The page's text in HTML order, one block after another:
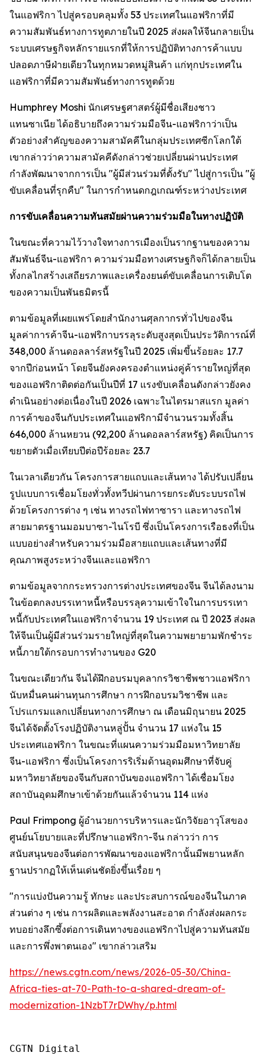
ในแอฟริกา ไปสู่ครอบคลุมทั้ง 53 ประเทศในแอฟริกาที่มี
ความสัมพันธ์ทางการทูตภายในปี 2025 ส่งผลให้จีนกลายเป็น
ระบบเศรษฐกิจหลักรายแรกที่ให้การปฏิบัติทางการค้าแบบ
ปลอดภาษีฝ่ายเดียวในทุกหมวดหมู่สินค้า แก่ทุกประเทศใน
แอฟริกาที่มีความสัมพันธ์ทางการทูตด้วย
Humphrey Moshi นักเศรษฐศาสตร์ผู้มีชื่อเสียงชาว
แทนซาเนีย ได้อธิบายถึงความร่วมมือจีน-แอฟริกาว่าเป็น
ตัวอย่างสำคัญของความสามัคคีในกลุ่มประเทศซีกโลกใต้
เขากล่าวว่าความสามัคคีดังกล่าวช่วยเปลี่ยนผ่านประเทศ
กำลังพัฒนาจากการเป็น "ผู้มีส่วนร่วมที่ตั้งรับ" ไปสู่การเป็น "ผู้
ขับเคลื่อนที่รุกคืบ" ในการกำหนดกฎเกณฑ์ระหว่างประเทศ
การขับเคลื่อนความทันสมัยผ่านความร่วมมือในทางปฏิบัติ
ในขณะที่ความไว้วางใจทางการเมืองเป็นรากฐานของความ
สัมพันธ์จีน-แอฟริกา ความร่วมมือทางเศรษฐกิจก็ได้กลายเป็น
ทั้งกลไกสร้างเสถียรภาพและเครื่องยนต์ขับเคลื่อนการเติบโต
ของความเป็นพันธมิตรนี้
ตามข้อมูลที่เผยแพร่โดยสำนักงานศุลกากรทั่วไปของจีน
มูลค่าการค้าจีน-แอฟริกาบรรลุระดับสูงสุดเป็นประวัติการณ์ที่
348,000 ล้านดอลลาร์สหรัฐในปี 2025 เพิ่มขึ้นร้อยละ 17.7
จากปีก่อนหน้า โดยจีนยังคงครองตำแหน่งคู่ค้ารายใหญ่ที่สุด
ของแอฟริกาติดต่อกันเป็นปีที่ 17 แรงขับเคลื่อนดังกล่าวยังคง
ดำเนินอย่างต่อเนื่องในปี 2026 เฉพาะในไตรมาสแรก มูลค่า
การค้าของจีนกับประเทศในแอฟริกามีจำนวนรวมทั้งสิ้น
646,000 ล้านหยวน (92,200 ล้านดอลลาร์สหรัฐ) คิดเป็นการ
ขยายตัวเมื่อเทียบปีต่อปีร้อยละ 23.7
ในเวลาเดียวกัน โครงการสายแถบและเส้นทาง ได้ปรับเปลี่ยน
รูปแบบการเชื่อมโยงทั่วทั้งทวีปผ่านการยกระดับระบบรถไฟ
ด้วยโครงการต่าง ๆ เช่น ทางรถไฟทาซารา และทางรถไฟ
สายมาตรฐานมอมบาซา-ไนโรบี ซึ่งเป็นโครงการเรือธงที่เป็น
แบบอย่างสำหรับความร่วมมือสายแถบและเส้นทางที่มี
คุณภาพสูงระหว่างจีนและแอฟริกา
ตามข้อมูลจากกระทรวงการต่างประเทศของจีน จีนได้ลงนาม
ในข้อตกลงบรรเทาหนี้หรือบรรลุความเข้าใจในการบรรเทา
หนี้กับประเทศในแอฟริกาจำนวน 19 ประเทศ ณ ปี 2023 ส่งผล
ให้จีนเป็นผู้มีส่วนร่วมรายใหญ่ที่สุดในความพยายามพักชำระ
หนี้ภายใต้กรอบการทำงานของ G20
ในขณะเดียวกัน จีนได้ฝึกอบรมบุคลากรวิชาชีพชาวแอฟริกา
นับหมื่นคนผ่านทุนการศึกษา การฝึกอบรมวิชาชีพ และ
โปรแกรมแลกเปลี่ยนทางการศึกษา ณ เดือนมิถุนายน 2025
จีนได้จัดตั้งโรงปฏิบัติงานหลู่ปั้น จำนวน 17 แห่งใน 15
ประเทศแอฟริกา ในขณะที่แผนความร่วมมือมหาวิทยาลัย
จีน-แอฟริกา ซึ่งเป็นโครงการริเริ่มด้านอุดมศึกษาที่จับคู่
มหาวิทยาลัยของจีนกับสถาบันของแอฟริกา ได้เชื่อมโยง
สถาบันอุดมศึกษาเข้าด้วยกันแล้วจำนวน 114 แห่ง
Paul Frimpong ผู้อำนวยการบริหารและนักวิจัยอาวุโสของ
ศูนย์นโยบายและที่ปรึกษาแอฟริกา-จีน กล่าวว่า การ
สนับสนุนของจีนต่อการพัฒนาของแอฟริกานั้นมีพยานหลัก
ฐานปรากฏให้เห็นเด่นชัดยิ่งขึ้นเรื่อย ๆ
"การแบ่งปันความรู้ ทักษะ และประสบการณ์ของจีนในภาค
ส่วนต่าง ๆ เช่น การผลิตและพลังงานสะอาด กำลังส่งผลกระ
ทบอย่างลึกซึ้งต่อการเดินทางของแอฟริกาไปสู่ความทันสมัย
และการพึ่งพาตนเอง" เขากล่าวเสริม
https://news.cgtn.com/news/2026-05-30/China-
Africa-ties-at-70-Path-to-a-shared-dream-of-
modernization-1NzbT7rDWhy/p.html
CGTN Digital